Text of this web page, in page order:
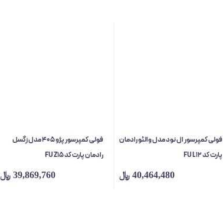
40,464,480 ﷼
فولی کمپرسور ال نود مدل والئو رادمان
پارت کد FU L12
39,869,760 ﷼
فولی کمپرسور پژو 405 مدل زگسل
رادمان پارت کد FU Z15